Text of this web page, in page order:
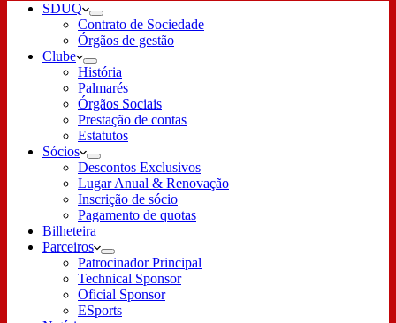
SDUQ
Contrato de Sociedade
Órgãos de gestão
Clube
História
Palmarés
Órgãos Sociais
Prestação de contas
Estatutos
Sócios
Descontos Exclusivos
Lugar Anual & Renovação
Inscrição de sócio
Pagamento de quotas
Bilheteira
Parceiros
Patrocinador Principal
Technical Sponsor
Oficial Sponsor
ESports